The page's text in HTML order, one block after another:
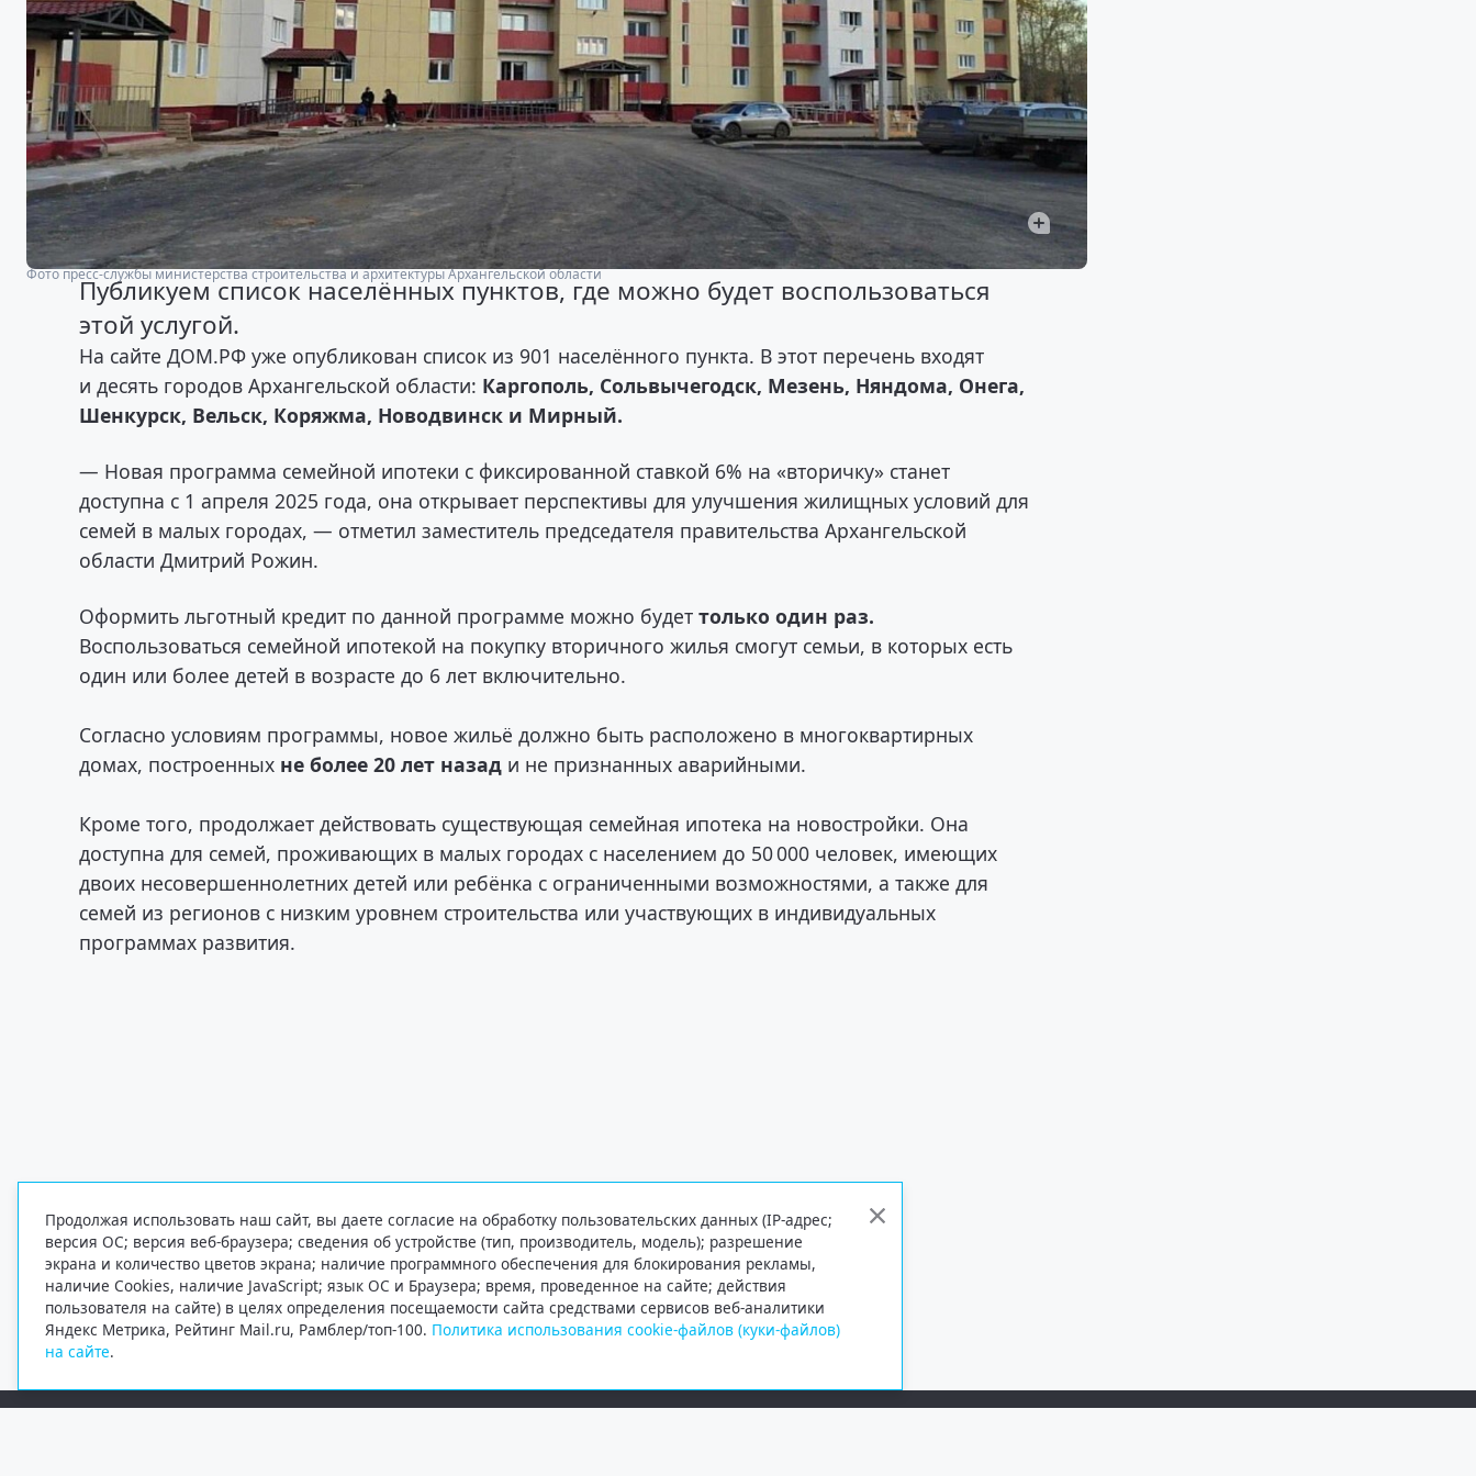
Фото пресс-службы министерства строительства и архитектуры Архангельской области
Публикуем список населённых пунктов, где можно будет воспользоваться
этой услугой.
На сайте ДОМ.РФ уже опубликован список из 901 населённого пункта. В этот перечень входят
и десять городов Архангельской области: Каргополь, Сольвычегодск, Мезень, Няндома, Онега,
Шенкурск, Вельск, Коряжма, Новодвинск и Мирный.
— Новая программа семейной ипотеки с фиксированной ставкой 6% на «вторичку» станет
доступна с 1 апреля 2025 года, она открывает перспективы для улучшения жилищных условий для
семей в малых городах, — отметил заместитель председателя правительства Архангельской
области Дмитрий Рожин.
Оформить льготный кредит по данной программе можно будеттолько один раз.
Воспользоваться семейной ипотекой на покупку вторичного жилья смогут семьи, в которых есть
один или более детей в возрасте до 6 лет включительно.
Согласно условиям программы, новое жильё должно быть расположено в многоквартирных
домах, построенных не более 20 лет назад и не признанных аварийными.
Кроме того, продолжает действовать существующая семейная ипотека на новостройки. Она
доступна для семей, проживающих в малых городах с населением до 50 000 человек, имеющих
двоих несовершеннолетних детей или ребёнка с ограниченными возможностями, а также для
семей из регионов с низким уровнем строительства или участвующих в индивидуальных
программах развития.
Продолжая использовать наш сайт, вы даете согласие на обработку пользовательских данных (IP-адрес;
версия ОС; версия веб-браузера; сведения об устройстве (тип, производитель, модель); разрешение
экрана и количество цветов экрана; наличие программного обеспечения для блокирования рекламы,
наличие Cookies, наличие JavaScript; язык ОС и Браузера; время, проведенное на сайте; действия
пользователя на сайте) в целях определения посещаемости сайта средствами сервисов веб-аналитики
Яндекс Метрика, Рейтинг Mail.ru, Рамблер/топ-100. Политика использования cookie-файлов (куки-файлов)
на сайте.